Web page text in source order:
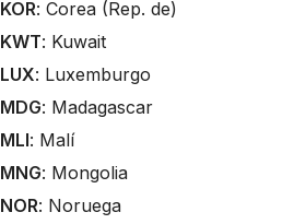
KOR: Corea (Rep. de)
KWT: Kuwait
LUX: Luxemburgo
MDG: Madagascar
MLI: Malí
MNG: Mongolia
NOR: Noruega